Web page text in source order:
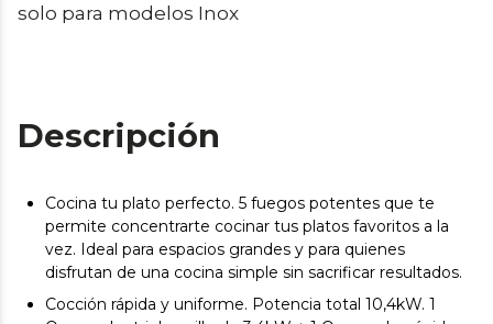
solo para modelos Inox
Descripción
Cocina tu plato perfecto. 5 fuegos potentes que te
permite concentrarte cocinar tus platos favoritos a la
vez. Ideal para espacios grandes y para quienes
disfrutan de una cocina simple sin sacrificar resultados.
Cocción rápida y uniforme. Potencia total 10,4kW. 1